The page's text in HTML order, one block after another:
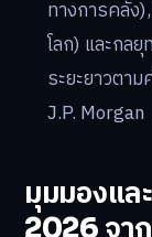
ทางการคลัง
โลก) และกล
ระยะยาวตา
J.P. Morgan
มุมมองแล
2026 จา